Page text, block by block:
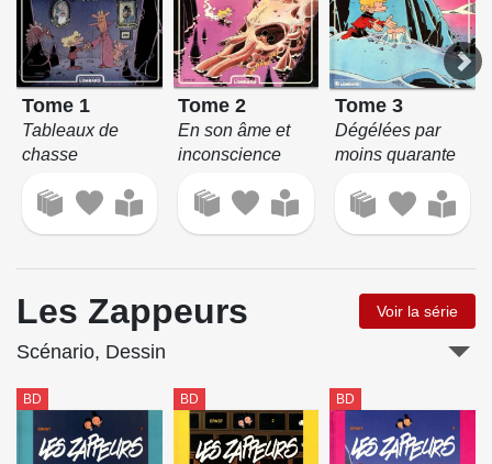
Tome 1
Tableaux de
chasse
Tome 2
En son âme et
inconscience
Tome 3
Dégélées par
moins quarante
Les Zappeurs Voir la série
Scénario, Dessin
BD BD BD